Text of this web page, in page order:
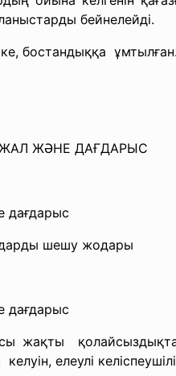
бейнелейді.
бостандыққа
ЖӘНЕ ДАҒДАРЫС
дағдарыс
шешу жодары
дағдарыс
жақты қолайсыздықта
елеулі